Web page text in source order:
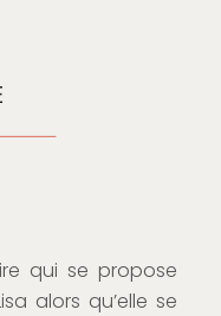
qui se propose
alors qu’elle se